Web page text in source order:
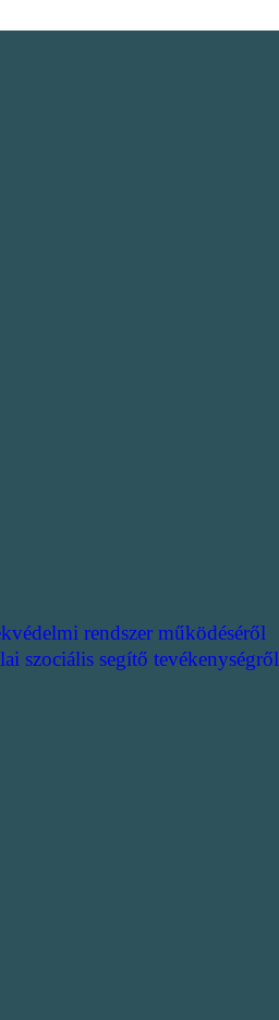
rendszer működéséről
szociális segítő tevékenységről